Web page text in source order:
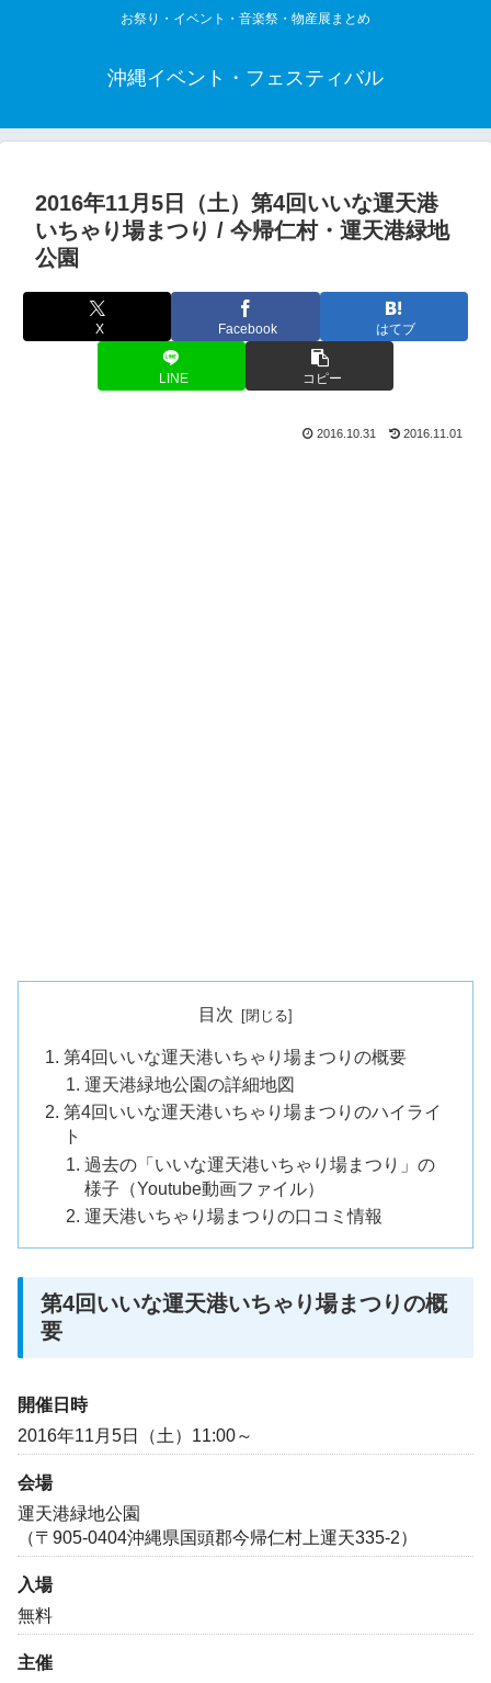
お祭り・イベント・音楽祭・物産展まとめ
沖縄イベント・フェスティバル
2016年11月5日（土）第4回いいな運天港
いちゃり場まつり / 今帰仁村・運天港緑地
公園
X Facebook はてブ
LINE コピー
2016.10.31 2016.11.01
目次
第4回いいな運天港いちゃり場まつりの概要
運天港緑地公園の詳細地図
第4回いいな運天港いちゃり場まつりのハイライ
ト
過去の「いいな運天港いちゃり場まつり」の
様子（Youtube動画ファイル）
運天港いちゃり場まつりの口コミ情報
第4回いいな運天港いちゃり場まつりの概
要
開催日時
2016年11月5日（土）11:00～
会場
運天港緑地公園
（〒905-0404沖縄県国頭郡今帰仁村上運天335-2）
入場
無料
主催